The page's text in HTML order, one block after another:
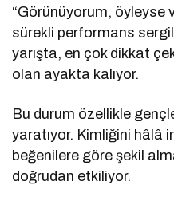
“Görünüyorum, öyleyse
sürekli performans
yarışta, en çok dikkat
olan ayakta kalıyor.
Bu durum özellikle
yaratıyor. Kimliğini hâlâ
beğenilere göre şekil
doğrudan etkiliyor.